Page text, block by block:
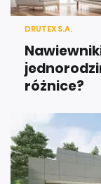
DRUTEX S.A.
różnice?